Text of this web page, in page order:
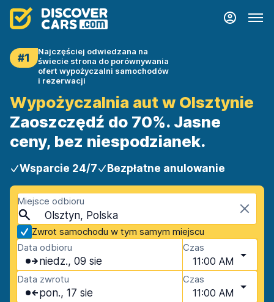
#1
Najczęściej odwiedzana na
świecie strona do porównywania
ofert wypożyczalni samochodów
i rezerwacji
Wypożyczalnia aut w Olsztynie
Zaoszczędź do 70%. Jasne
ceny, bez niespodzianek.
Wsparcie 24/7 Bezpłatne anulowanie
Miejsce odbioru
Olsztyn, Polska
Zwrot samochodu w tym samym miejscu
Data odbioru
niedz., 09 sie
Czas
11:00 AM
Data zwrotu
pon., 17 sie
Czas
11:00 AM